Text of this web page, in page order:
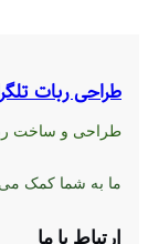
طراحی ربات
طراحی و ساخت
ما به شما کمک
ارتباط با ما